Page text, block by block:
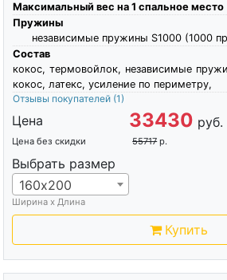
Максимальный вес на 1 спальное место
Пружины
независимые пружины S1000 (1000
Состав
кокос, термовойлок, независимые
кокос, латекс, усиление по периметру,
Отзывы покупателей (1)
Цена 33430 руб.
Цена без скидки 55717 р.
Выбрать размер
160х200
Ширина х Длина
Купить